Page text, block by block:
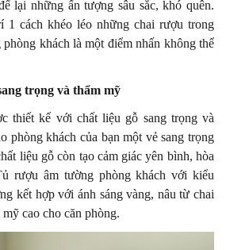
lại những ấn tượng sâu sắc, khó quên.
1 cách khéo léo những chai rượu trong
khách là một điểm nhấn không thể
trọng và thẩm mỹ
thiết kế với chất liệu gỗ sang trọng và
phòng khách của bạn một vẻ sang trọng
liệu gỗ còn tạo cảm giác yên bình, hòa
rượu âm tường phòng khách với kiểu
kết hợp với ánh sáng vàng, nâu từ chai
cao cho căn phòng.